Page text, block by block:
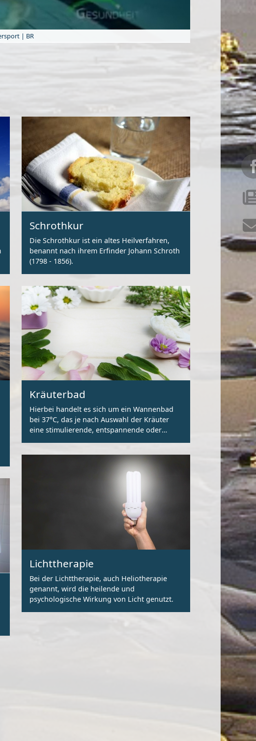
| BR
Schrothkur
Die Schrothkur ist ein altes Heilverfahren,
benannt nach ihrem Erfinder Johann Schroth
(1798 - 1856).
Kräuterbad
Hierbei handelt es sich um ein Wannenbad
bei 37°C, das je nach Auswahl der Kräuter
eine stimulierende, entspannende oder
Lichttherapie
Bei der Lichttherapie, auch Heliotherapie
genannt, wird die heilende und
psychologische Wirkung von Licht genutzt.